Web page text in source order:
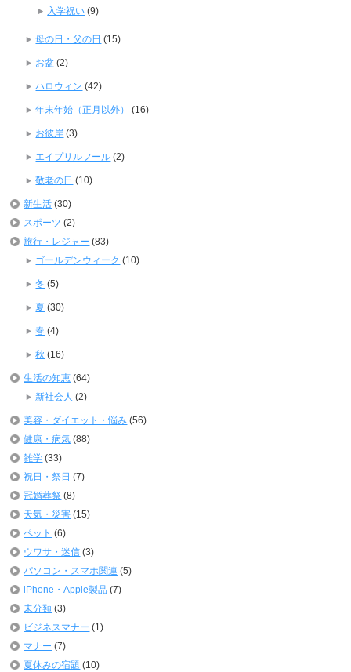
入学祝い (9)
母の日・父の日 (15)
お盆 (2)
ハロウィン (42)
年末年始（正月以外） (16)
お彼岸 (3)
エイプリルフール (2)
敬老の日 (10)
新生活 (30)
スポーツ (2)
旅行・レジャー (83)
ゴールデンウィーク (10)
冬 (5)
夏 (30)
春 (4)
秋 (16)
生活の知恵 (64)
新社会人 (2)
美容・ダイエット・悩み (56)
健康・病気 (88)
雑学 (33)
祝日・祭日 (7)
冠婚葬祭 (8)
天気・災害 (15)
ペット (6)
ウワサ・迷信 (3)
パソコン・スマホ関連 (5)
iPhone・Apple製品 (7)
未分類 (3)
ビジネスマナー (1)
マナー (7)
夏休みの宿題 (10)